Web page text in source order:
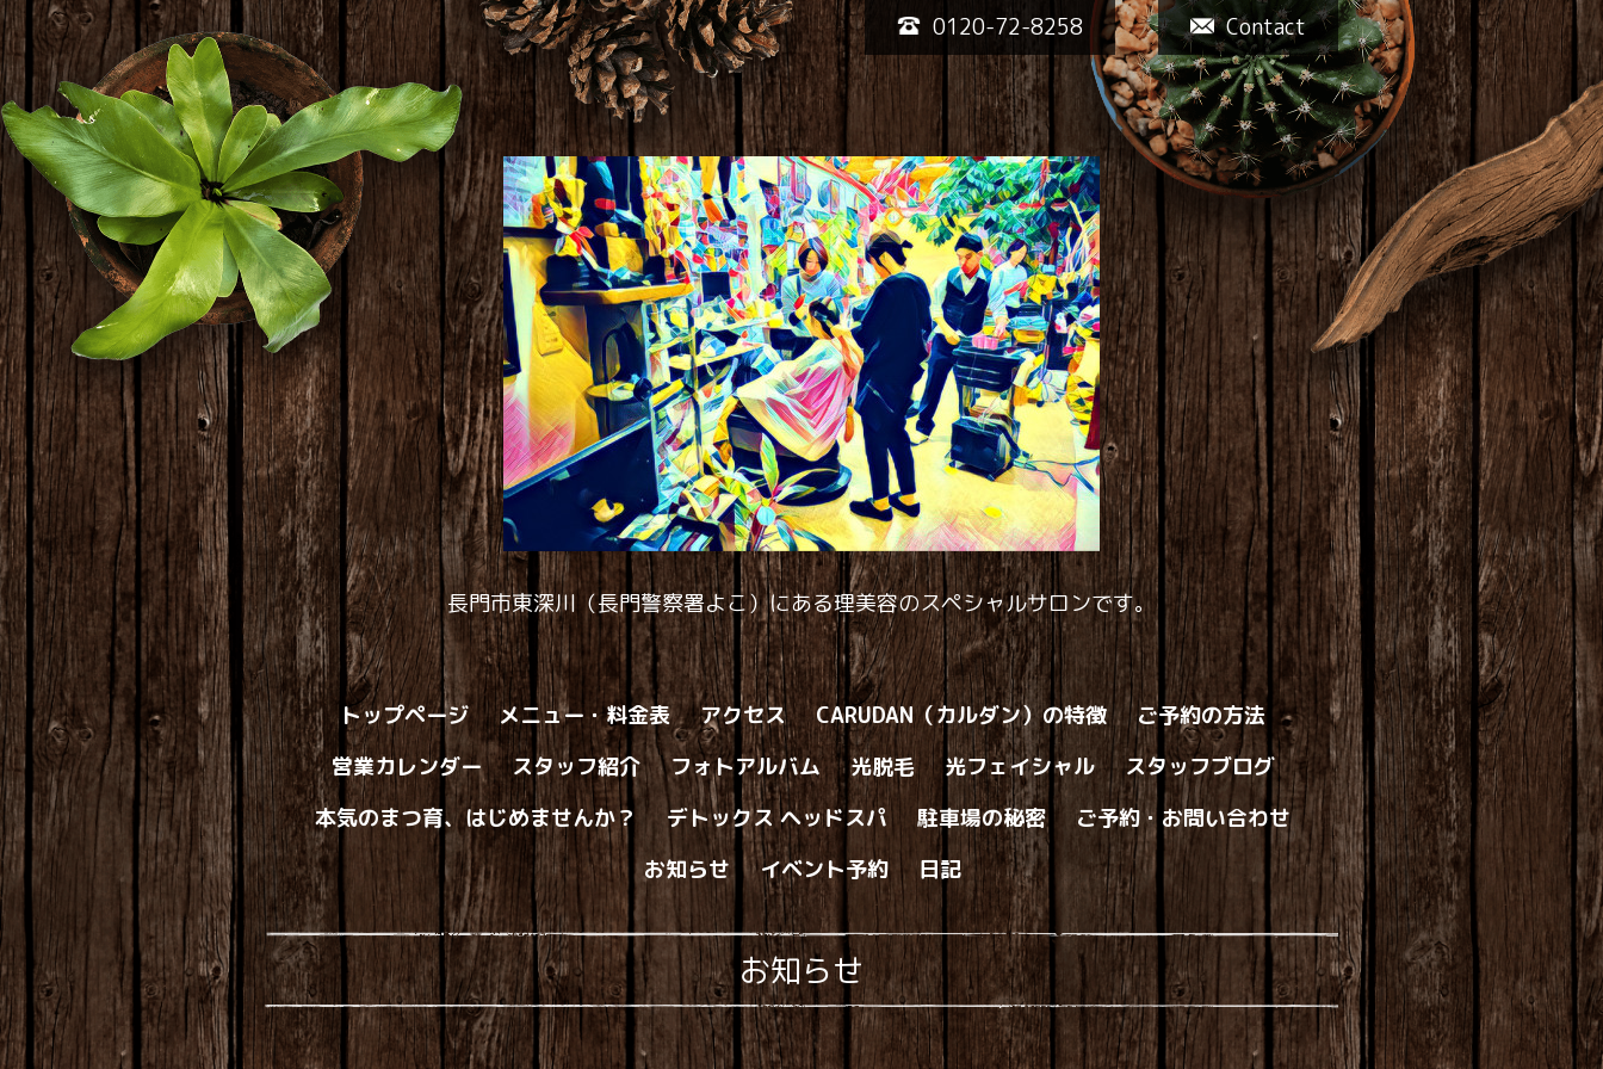
Contact
0120-72-8258
長門市東深川（長門警察署よこ）にある理美容のスペシャルサロンです。
トップページ メニュー・料金表 アクセス CARUDAN（カルダン）の特徴
ご予約の方法
営業カレンダー
スタッフ紹介 フォトアルバム 光脱毛 光フェイシャル
スタッフブログ
本気のまつ育、はじめませんか？
デトックス ヘッドスパ 駐車場の秘密
ご予約・お問い合わせ
お知らせ
イベント予約 日記
お知らせ